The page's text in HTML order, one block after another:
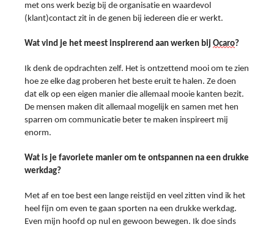
met ons werk bezig bij de organisatie en waardevol
(klant)contact zit in de genen bij iedereen die er werkt.
Wat vind je het meest inspirerend aan werken bij Ocaro?
Ik denk de opdrachten zelf. Het is ontzettend mooi om te zien
hoe ze elke dag proberen het beste eruit te halen. Ze doen
dat elk op een eigen manier die allemaal mooie kanten bezit.
De mensen maken dit allemaal mogelijk en samen met hen
sparren om communicatie beter te maken inspireert mij
enorm.
Wat is je favoriete manier om te ontspannen na een drukke
werkdag?
Met af en toe best een lange reistijd en veel zitten vind ik het
heel fijn om even te gaan sporten na een drukke werkdag.
Even mijn hoofd op nul en gewoon bewegen. Ik doe sinds